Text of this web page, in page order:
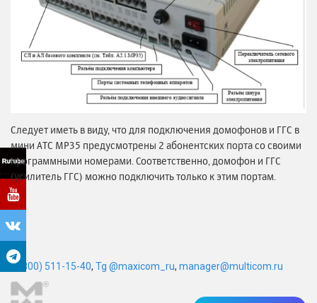
Следует иметь в виду, что для подключения домофонов и ГГС в
мини АТС MP35 предусмотрены 2 абонентских порта со своими
программными номерами. Соответственно, домофон и ГГС
(усилитель ГГС) можно подключить только к этим портам.
8 (800) 511-15-40, Tg @maxicom_ru, manager@multicom.ru